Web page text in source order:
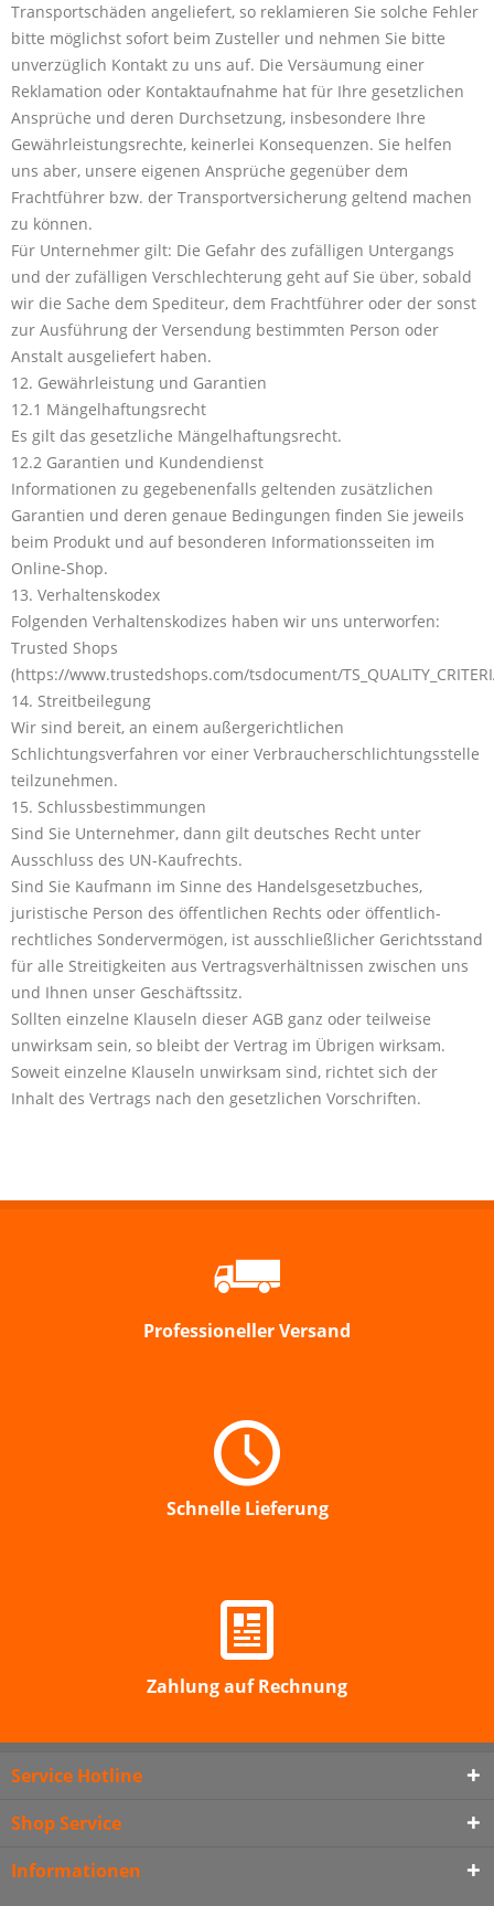
Transportschäden angeliefert, so reklamieren Sie solche Fehler
bitte möglichst sofort beim Zusteller und nehmen Sie bitte
unverzüglich Kontakt zu uns auf. Die Versäumung einer
Reklamation oder Kontaktaufnahme hat für Ihre gesetzlichen
Ansprüche und deren Durchsetzung, insbesondere Ihre
Gewährleistungsrechte, keinerlei Konsequenzen. Sie helfen
uns aber, unsere eigenen Ansprüche gegenüber dem
Frachtführer bzw. der Transportversicherung geltend machen
zu können.
Für Unternehmer gilt: Die Gefahr des zufälligen Untergangs
und der zufälligen Verschlechterung geht auf Sie über, sobald
wir die Sache dem Spediteur, dem Frachtführer oder der sonst
zur Ausführung der Versendung bestimmten Person oder
Anstalt ausgeliefert haben.
12. Gewährleistung und Garantien
12.1 Mängelhaftungsrecht
Es gilt das gesetzliche Mängelhaftungsrecht.
12.2 Garantien und Kundendienst
Informationen zu gegebenenfalls geltenden zusätzlichen
Garantien und deren genaue Bedingungen finden Sie jeweils
beim Produkt und auf besonderen Informationsseiten im
Online-Shop.
13. Verhaltenskodex
Folgenden Verhaltenskodizes haben wir uns unterworfen:
Trusted Shops
(https://www.trustedshops.com/tsdocument/
14. Streitbeilegung
Wir sind bereit, an einem außergerichtlichen
Schlichtungsverfahren vor einer Verbraucherschlichtungsstelle
teilzunehmen.
15. Schlussbestimmungen
Sind Sie Unternehmer, dann gilt deutsches Recht unter
Ausschluss des UN-Kaufrechts.
Sind Sie Kaufmann im Sinne des Handelsgesetzbuches,
juristische Person des öffentlichen Rechts oder öffentlich-
rechtliches Sondervermögen, ist ausschließlicher Gerichtsstand
für alle Streitigkeiten aus Vertragsverhältnissen zwischen uns
und Ihnen unser Geschäftssitz.
Sollten einzelne Klauseln dieser AGB ganz oder teilweise
unwirksam sein, so bleibt der Vertrag im Übrigen wirksam.
Soweit einzelne Klauseln unwirksam sind, richtet sich der
Inhalt des Vertrags nach den gesetzlichen Vorschriften.
Professioneller Versand
Schnelle Lieferung
Zahlung auf Rechnung
Service Hotline
Shop Service
Informationen